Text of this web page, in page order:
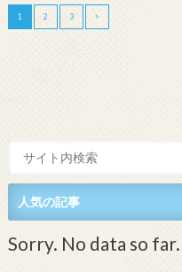
1 2 3 >
人気の記事
Sorry. No data so far.